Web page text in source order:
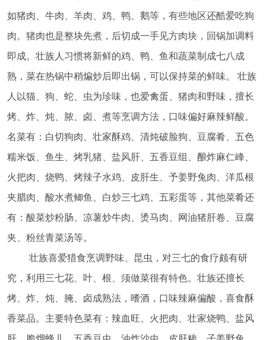
如猪肉、牛肉、羊肉、鸡、鸭、鹅等，有些地区还酷爱吃狗
肉。猪肉也是整块先煮，后切成一手见方肉块，回锅加调料
即成。壮族人习惯将新鲜的鸡、鸭、鱼和蔬菜制成七八成
熟，菜在热锅中稍煸炒后即出锅，可以保持菜的鲜味。
壮族
人以猫、狗、蛇、虫为珍味，也爱禽蛋、猪肉和野味，擅长
烤、炸、炖、脓、卤、煮等烹调方法，口味偏好麻辣鲜酸。
名菜有：白切狗肉、壮家酥鸡、清炖破脸狗、豆腐肴、五色
糯米饭、鱼生、烤乳猪、盐风肝、五香豆组、酿炸麻仁峰、
火把肉、烧鸭、烤辣子水鸡、皮肝生、予姜野兔肉、洋瓜根
夹腊肉、酸水煮鲫鱼、白炒三七鸡、五彩蛋等，其他菜肴还
有：酸菜炒粉肠、凉薯炒牛肉、烫马肉、网油猪肝卷、豆腐
夹、粉丝青菜汤等。
壮族喜爱猎食烹调野味、昆虫，对三七的食疗颇有研
究，利用三七花、叶、根、须做菜很有特色。壮族还擅长
烤、炸、炖、腌、卤成熟法，嗜酒，口味辣麻偏酸，喜食酥
香菜品。主要特色菜有：辣血旺、火把肉、壮家烧鸭、盐风